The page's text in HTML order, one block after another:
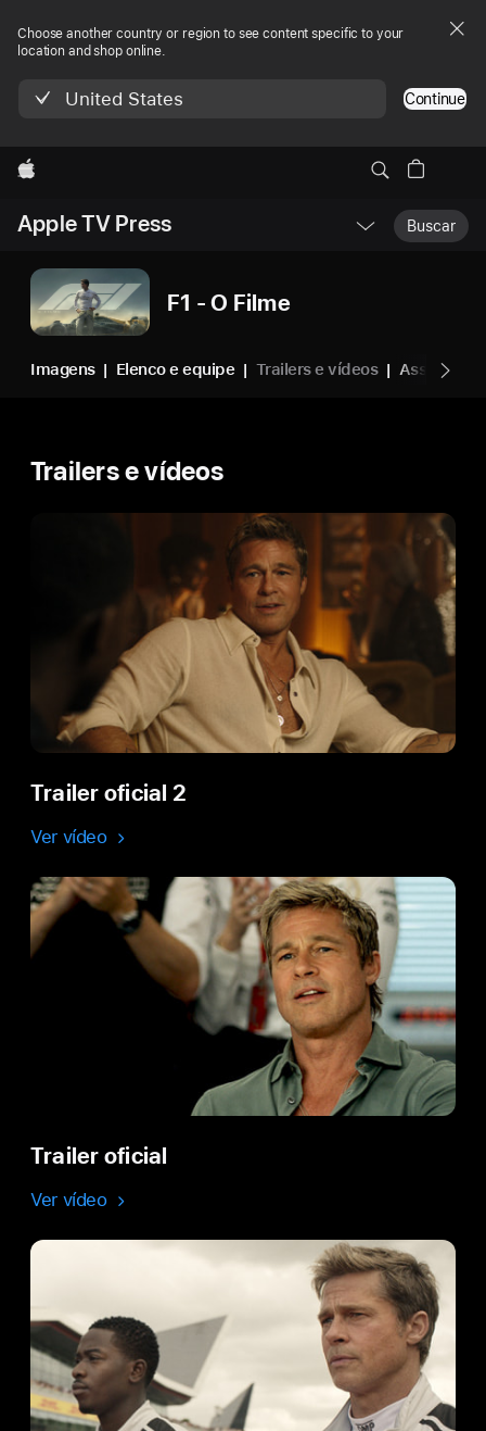
Choose another country or region to see content specific to your
location and shop online.
United States Continue
Apple
Apple TV Press
Abrir
Nav
Buscar
F1 - O Filme
Imagens Elenco e equipe Trailers e vídeos Assista
Trailers e vídeos
Trailer oficial 2
Ver vídeo
Trailer oficial
Ver vídeo